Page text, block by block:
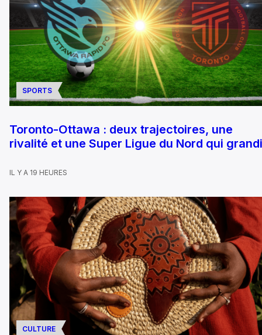
SPORTS
Toronto-Ottawa : deux trajectoires, une
rivalité et une Super Ligue du Nord qui
IL Y A 19 HEURES
CULTURE